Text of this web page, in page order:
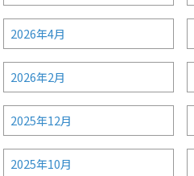
2026年4月
2026年2月
2025年12月
2025年10月